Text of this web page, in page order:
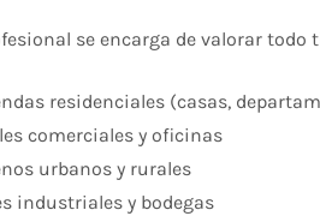
se encarga de valorar todo
residenciales (casas,
comerciales y oficinas
urbanos y rurales
industriales y bodegas